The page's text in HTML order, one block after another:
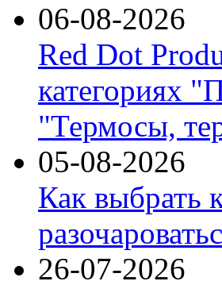
06-08-2026
Red Dot
категориях
"Термосы,
05-08-2026
Как выбрать
26-07-2026